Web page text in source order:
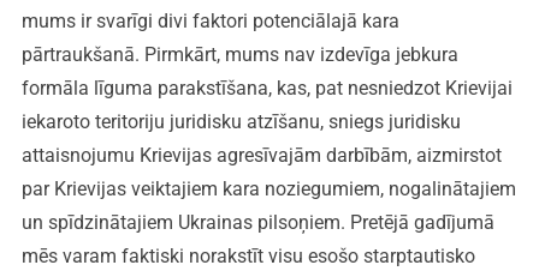
mums ir svarīgi divi faktori potenciālajā kara
pārtraukšanā. Pirmkārt, mums nav izdevīga jebkura
formāla līguma parakstīšana, kas, pat nesniedzot Krievijai
iekaroto teritoriju juridisku atzīšanu, sniegs juridisku
attaisnojumu Krievijas agresīvajām darbībām, aizmirstot
par Krievijas veiktajiem kara noziegumiem, nogalinātajiem
un spīdzinātajiem Ukrainas pilsoņiem. Pretējā gadījumā
mēs varam faktiski norakstīt visu esošo starptautisko